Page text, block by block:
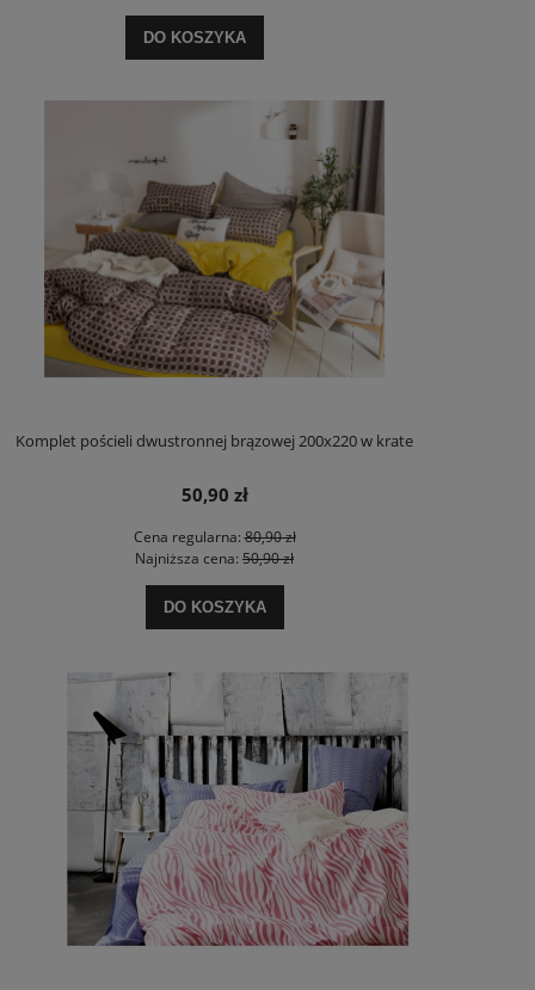
DO KOSZYKA
Komplet pościeli dwustronnej brązowej 200x220 w krate
50,90 zł
Cena regularna:80,90 zł
Najniższa cena: 50,90 zł
DO KOSZYKA